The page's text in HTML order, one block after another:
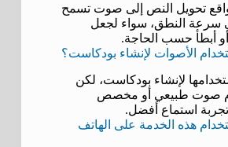
تحويل النص إلى صوت تسمح
سرعة النطق، سواء لجعل
أبطأ حسب الحاجة.
الأصوات لإنشاء بودكاست؟
لإنشاء بودكاست، لكن
صوت طبيعي أو مخصص
استماع أفضل.
هذه الخدمة على الهاتف